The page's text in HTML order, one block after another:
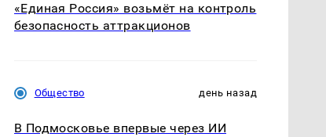
«Единая Россия» возьмёт на контроль
безопасность аттракционов
Общество день назад
В Подмосковье впервые через ИИ